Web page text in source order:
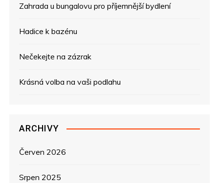
Zahrada u bungalovu pro příjemnější bydlení
Hadice k bazénu
Nečekejte na zázrak
Krásná volba na vaši podlahu
ARCHIVY
Červen 2026
Srpen 2025